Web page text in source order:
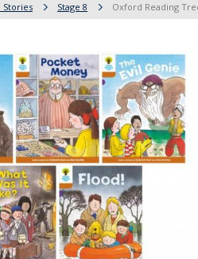
Stories Stage 8 Oxford Reading